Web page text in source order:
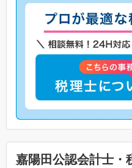
嘉陽田公認会計士・